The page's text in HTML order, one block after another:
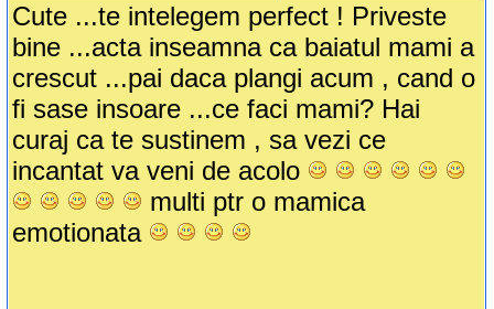
Cute ...te intelegem perfect ! Priveste
bine ...acta inseamna ca baiatul mami a
crescut ...pai daca plangi acum , cand o
fi sase insoare ...ce faci mami? Hai
curaj ca te sustinem , sa vezi ce
incantat va veni de acolo
multi ptr o mamica
emotionata